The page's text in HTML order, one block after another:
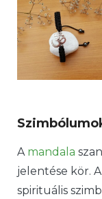
A mandala
jelentése kör.
spirituális